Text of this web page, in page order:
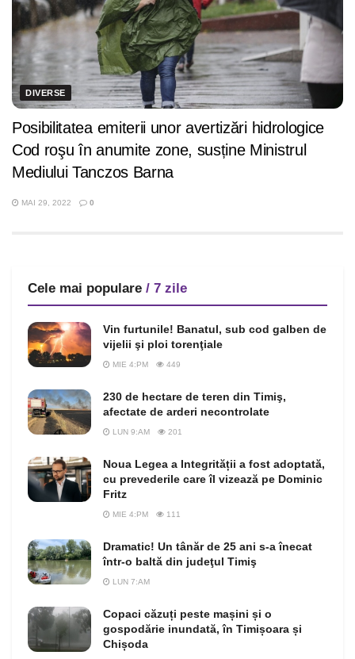
DIVERSE
Posibilitatea emiterii unor avertizări hidrologice
Cod roşu în anumite zone, susține Ministrul
Mediului Tanczos Barna
MAI 29, 2022 0
Cele mai populare / 7 zile
Vin furtunile! Banatul, sub cod galben de
vijelii şi ploi torenţiale
MIE 4:PM 449
230 de hectare de teren din Timiş,
afectate de arderi necontrolate
LUN 9:AM 201
Noua Legea a Integrității a fost adoptată,
cu prevederile care îl vizează pe Dominic
Fritz
MIE 4:PM 111
Dramatic! Un tânăr de 25 ani s-a înecat
într-o baltă din judeţul Timiş
LUN 7:AM
Copaci căzuți peste mașini și o
gospodărie inundată, în Timișoara și
Chișoda